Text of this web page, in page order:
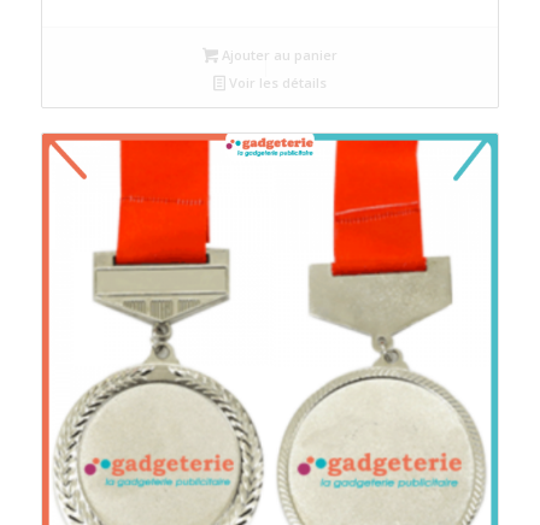
Ajouter au panier
Voir les détails